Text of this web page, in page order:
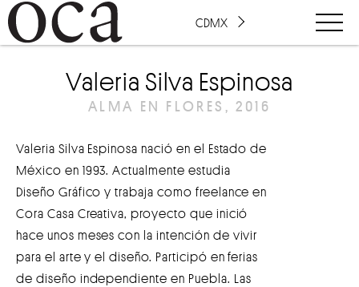
CDMX
Valeria Silva Espinosa
ALMA EN FLORES, 2016
Valeria Silva Espinosa nació en el Estado de
México en 1993. Actualmente estudia
Diseño Gráfico y trabaja como freelance en
Cora Casa Creativa, proyecto que inició
hace unos meses con la intención de vivir
para el arte y el diseño. Participó en ferias
de diseño independiente en Puebla. Las